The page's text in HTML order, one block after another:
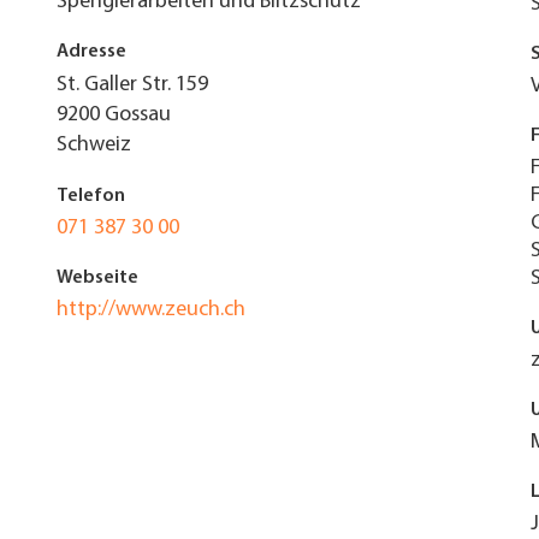
Adresse
St. Galler Str. 159
9200 Gossau
Schweiz
Telefon
071 387 30 00
Webseite
http://www.zeuch.ch